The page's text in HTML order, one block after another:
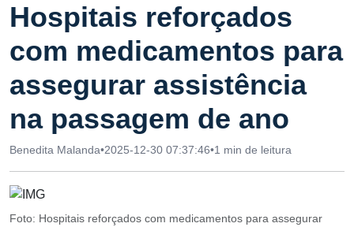
Hospitais reforçados
com medicamentos para
assegurar assistência
na passagem de ano
Benedita Malanda•2025-12-30 07:37:46•1 min de leitura
Foto: Hospitais reforçados com medicamentos para assegurar